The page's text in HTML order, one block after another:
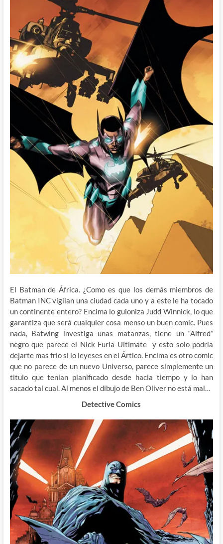
El Batman de África. ¿Como es que los demás miembros de
Batman INC vigilan una ciudad cada uno y a este le ha tocado
un continente entero? Encima lo guioniza Judd Winnick, lo que
garantiza que será cualquier cosa menso un buen comic. Pues
nada, Batwing investiga unas matanzas, tiene un “Alfred”
negro que parece el Nick Furia Ultimate y esto solo podría
dejarte mas frio si lo leyeses en el Ártico. Encima es otro comic
que no parece de un nuevo Universo, parece simplemente un
titulo que tenían planificado desde hacia tiempo y lo han
sacado tal cual. Al menos el dibujo de Ben Oliver no está mal…
Detective Comics